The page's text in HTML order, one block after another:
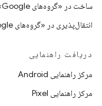
ساخت در «گروه‌های Google»
انتقال‌پذیری در «گروه‌های Google»
دریافت راهنمایی
مرکز راهنمایی Android
مرکز راهنمایی Pixel